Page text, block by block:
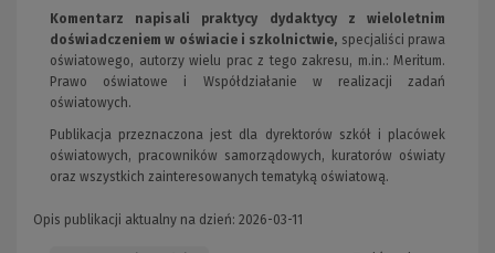
Komentarz napisali praktycy dydaktycy z wieloletnim
doświadczeniem w oświacie i szkolnictwie, specjaliści prawa
oświatowego, autorzy wielu prac z tego zakresu, m.in.: Meritum.
Prawo oświatowe i Współdziałanie w realizacji zadań
oświatowych.
Publikacja przeznaczona jest dla dyrektorów szkół i placówek
oświatowych, pracowników samorządowych, kuratorów oświaty
oraz wszystkich zainteresowanych tematyką oświatową.
Opis publikacji aktualny na dzień: 2026-03-11